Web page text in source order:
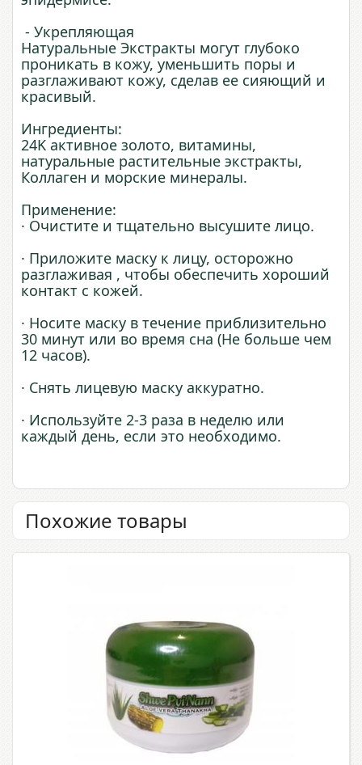
- Укрепляющая
Натуральные Экстракты могут глубоко
проникать в кожу, уменьшить поры и
разглаживают кожу, сделав ее сияющий и
красивый.
Ингредиенты:
24K активное золото, витамины,
натуральные растительные экстракты,
Коллаген и морские минералы.
Применение:
· Очистите и тщательно высушите лицо.
· Приложите маску к лицу, осторожно
разглаживая , чтобы обеспечить хороший
контакт с кожей.
· Носите маску в течение приблизительно
30 минут или во время сна (Не больше чем
12 часов).
· Снять лицевую маску аккуратно.
· Используйте 2-3 раза в неделю или
каждый день, если это необходимо.
Похожие товары